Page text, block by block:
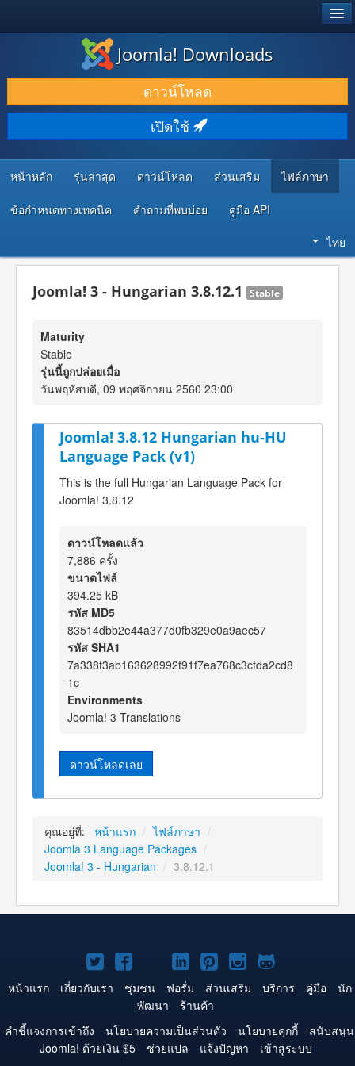
ดาวน์โหลด & ส่วนเสริม
ค้นคว้า & เรียนรู้
ชุมชน & สนับสนุน
ทรัพยากรสำหรับนักพัฒนา
Joomla! Downloads
ดาวน์โหลด
เปิดใช้
หน้าหลัก รุ่นล่าสุด ดาวน์โหลด ส่วนเสริม ไฟล์ภาษา
ข้อกำหนดทางเทคนิค คำถามที่พบบ่อย คู่มือ API
ไทย
Joomla! 3 - Hungarian 3.8.12.1 Stable
Maturity
Stable
รุ่นนี้ถูกปล่อยเมื่อ
วันพฤหัสบดี, 09 พฤศจิกายน 2560 23:00
Joomla! 3.8.12 Hungarian hu-HU
Language Pack (v1)
This is the full Hungarian Language Pack for
Joomla! 3.8.12
ดาวน์โหลดแล้ว
7,886 ครั้ง
ขนาดไฟล์
394.25 kB
รหัส MD5
83514dbb2e44a377d0fb329e0a9aec57
รหัส SHA1
7a338f3ab163628992f91f7ea768c3cfda2cd8
1c
Environments
Joomla! 3 Translations
ดาวน์โหลดเลย
คุณอยู่ที่: หน้าแรก / ไฟล์ภาษา /
Joomla 3 Language Packages /
Joomla! 3 - Hungarian / 3.8.12.1
Joomla!
บน
Twitter
Joomla!
บน
Facebook
Joomla!
บน
YouTube
Joomla!
บน
LinkedIn
Joomla!
บน
Pinterest
Joomla!
บน
Joomla!
บน
หน้าแรก เกี่ยวกับเรา ชุมชน ฟอรั่ม ส่วนเสริม บริการ คู่มือ
นัก
พัฒนา
ร้านค้า
คำชี้แจงการเข้าถึง
นโยบายความเป็นส่วนตัว นโยบายคุกกี้
สนับสนุน
Joomla! ด้วยเงิน $5
ช่วยแปล แจ้งปัญหา
เข้าสู่ระบบ